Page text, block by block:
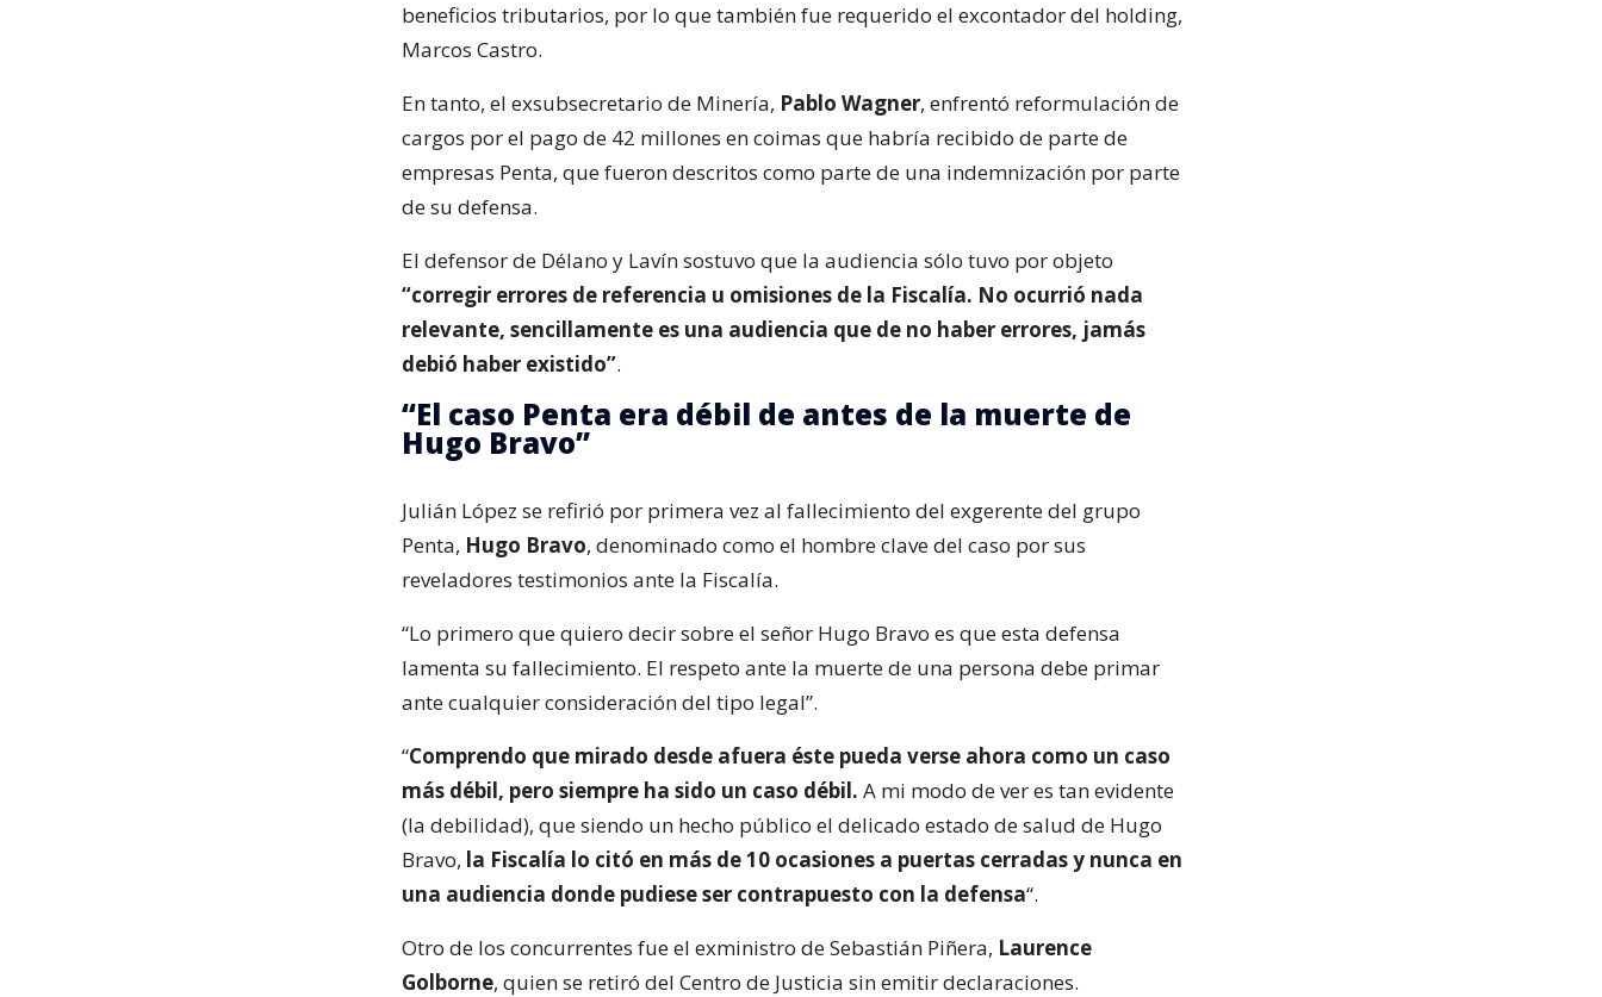
beneficios tributarios, por lo que también fue requerido el excontador del holding,
Marcos Castro.
En tanto, el exsubsecretario de Minería, Pablo Wagner, enfrentó reformulación de
cargos por el pago de 42 millones en coimas que habría recibido de parte de
empresas Penta, que fueron descritos como parte de una indemnización por parte
de su defensa.
El defensor de Délano y Lavín sostuvo que la audiencia sólo tuvo por objeto
“corregir errores de referencia u omisiones de la Fiscalía. No ocurrió nada
relevante, sencillamente es una audiencia que de no haber errores, jamás
debió haber existido”.
“El caso Penta era débil de antes de la muerte de
Hugo Bravo”
Julián López se refirió por primera vez al fallecimiento del exgerente del grupo
Penta, Hugo Bravo, denominado como el hombre clave del caso por sus
reveladores testimonios ante la Fiscalía.
“Lo primero que quiero decir sobre el señor Hugo Bravo es que esta defensa
lamenta su fallecimiento. El respeto ante la muerte de una persona debe primar
ante cualquier consideración del tipo legal”.
“Comprendo que mirado desde afuera éste pueda verse ahora como un caso
más débil, pero siempre ha sido un caso débil. A mi modo de ver es tan evidente
(la debilidad), que siendo un hecho público el delicado estado de salud de Hugo
Bravo, la Fiscalía lo citó en más de 10 ocasiones a puertas cerradas y nunca en
una audiencia donde pudiese ser contrapuesto con la defensa“.
Otro de los concurrentes fue el exministro de Sebastián Piñera, Laurence
Golborne, quien se retiró del Centro de Justicia sin emitir declaraciones.